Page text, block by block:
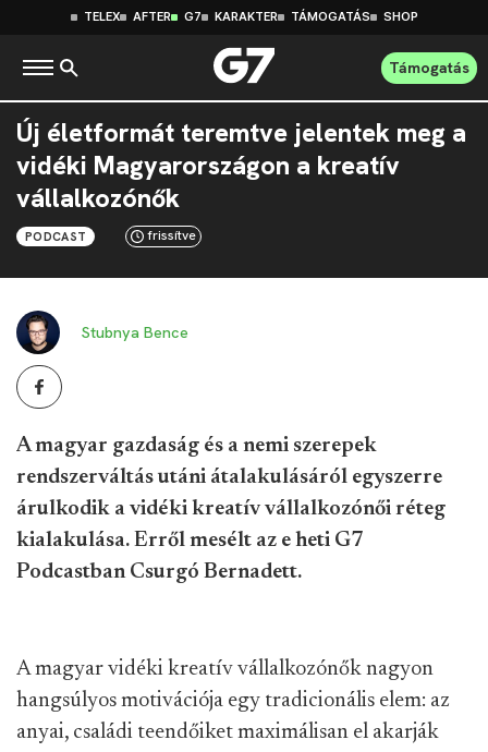
TELEX AFTER G7 KARAKTER TÁMOGATÁS SHOP
Támogatás
Új életformát teremtve jelentek meg a
vidéki Magyarországon a kreatív
vállalkozónők
PODCAST frissítve
Stubnya Bence
A magyar gazdaság és a nemi szerepek
rendszerváltás utáni átalakulásáról egyszerre
árulkodik a vidéki kreatív vállalkozónői réteg
kialakulása. Erről mesélt az e heti G7
Podcastban Csurgó Bernadett.
A magyar vidéki kreatív vállalkozónők nagyon
hangsúlyos motivációja egy tradicionális elem: az
anyai, családi teendőiket maximálisan el akarják